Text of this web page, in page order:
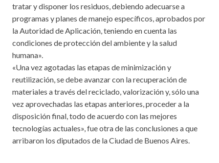
tratar y disponer los residuos, debiendo adecuarse a
programas y planes de manejo específicos, aprobados por
la Autoridad de Aplicación, teniendo en cuenta las
condiciones de protección del ambiente y la salud
humana».
«Una vez agotadas las etapas de minimización y
reutilización, se debe avanzar con la recuperación de
materiales a través del reciclado, valorización y, sólo una
vez aprovechadas las etapas anteriores, proceder a la
disposición final, todo de acuerdo con las mejores
tecnologías actuales», fue otra de las conclusiones a que
arribaron los diputados de la Ciudad de Buenos Aires.